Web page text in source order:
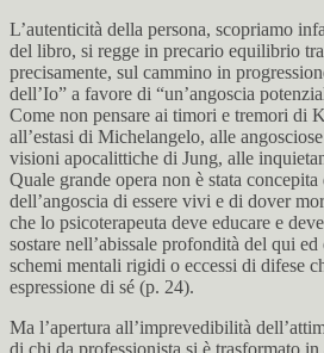
L’autenticità della persona, scopriamo
del libro, si regge in precario equilibrio
precisamente, sul cammino in
dell’Io” a favore di “un’angoscia
Come non pensare ai timori e tremori di
all’estasi di Michelangelo, alle
visioni apocalittiche di Jung, alle
Quale grande opera non è stata
dell’angoscia di essere vivi e di dover
che lo psicoterapeuta deve educare e
sostare nell’abissale profondità del qui
schemi mentali rigidi o eccessi di difese
espressione di sé (p. 24).
Ma l’apertura all’imprevedibilità
di chi da professionista si è trasformato in